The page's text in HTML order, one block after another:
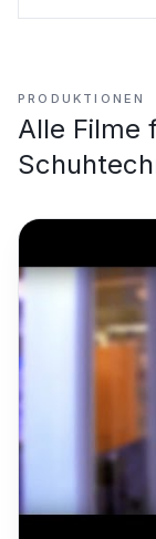
PRODUKTIONEN
Alle Filme